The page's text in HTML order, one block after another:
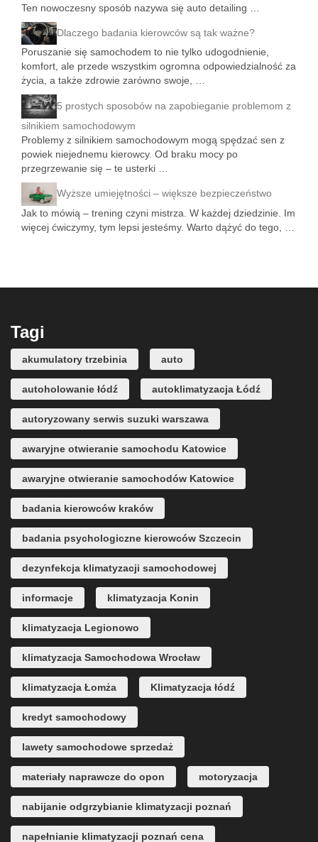
Ten nowoczesny sposób nazywa się auto detailing …
Dlaczego badania kierowców są tak ważne?
Poruszanie się samochodem to nie tylko udogodnienie,
komfort, ale przede wszystkim ogromna odpowiedzialność za
życia, a także zdrowie zarówno swoje, …
5 prostych sposobów na zapobieganie problemom z
silnikiem samochodowym
Problemy z silnikiem samochodowym mogą spędzać sen z
powiek niejednemu kierowcy. Od braku mocy po
przegrzewanie się – te usterki …
Wyższe umiejętności – większe bezpieczeństwo
Jak to mówią – trening czyni mistrza. W każdej dziedzinie. Im
więcej ćwiczymy, tym lepsi jesteśmy. Warto dążyć do tego, …
Tagi
akumulatory trzebinia auto
autoholowanie łódź autoklimatyzacja Łódź
autoryzowany serwis suzuki warszawa
awaryjne otwieranie samochodu Katowice
awaryjne otwieranie samochodów Katowice
badania kierowców kraków
badania psychologiczne kierowców Szczecin
dezynfekcja klimatyzacji samochodowej
informacje klimatyzacja Konin
klimatyzacja Legionowo
klimatyzacja Samochodowa Wrocław
klimatyzacja Łomża Klimatyzacja łódź
kredyt samochodowy
lawety samochodowe sprzedaż
materiały naprawcze do opon motoryzacja
nabijanie odgrzybianie klimatyzacji poznań
napełnianie klimatyzacji poznań cena